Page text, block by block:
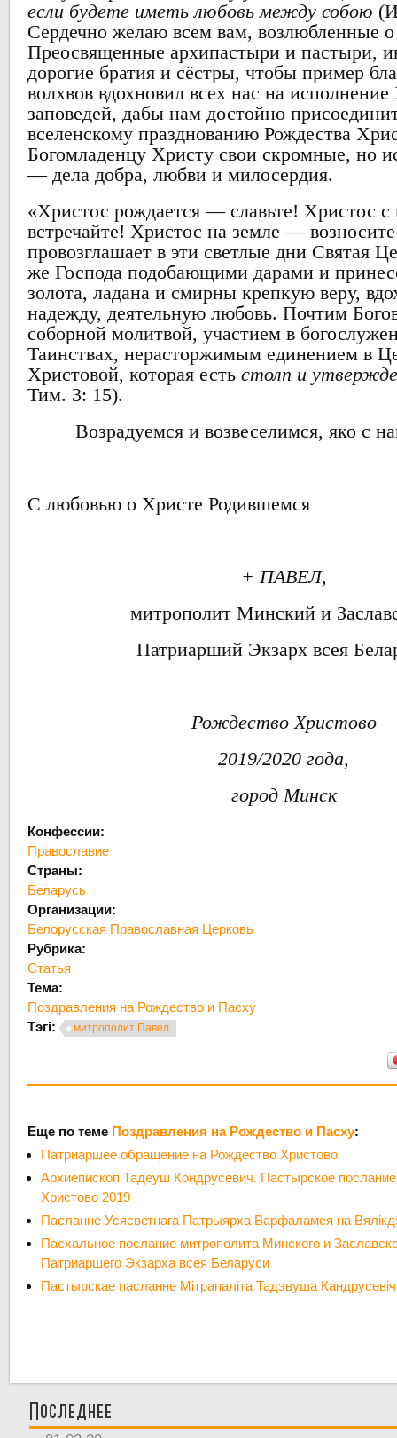
если будете иметь любовь между собою
Сердечно желаю всем вам, возлюбленные о
Преосвященные архипастыри и пастыри,
дорогие братия и сёстры, чтобы пример
волхвов вдохновил всех нас на
заповедей, дабы нам достойно
вселенскому празднованию Рождества
Богомладенцу Христу свои скромные, но
— дела добра, любви и милосердия.
«Христос рождается — славьте! Христос
встречайте! Христос на земле —
провозглашает в эти светлые дни Святая
же Господа подобающими дарами и
золота, ладана и смирны крепкую веру,
надежду, деятельную любовь. Почтим
соборной молитвой, участием в
Таинствах, нерасторжимым единением в
Христовой, которая естьстолп и
Тим. 3: 15).
Возрадуемся и возвеселимся, яко с
С любовью о Христе Родившемся
+ ПАВЕЛ,
митрополит Минский и
Патриарший Экзарх всея
Рождество Христово
2019/2020 года,
город Минск
Конфессии:
Православие
Страны:
Беларусь
Организации:
Белорусская Православная Церковь
Рубрика:
Статья
Тема:
Поздравления на Рождество и Пасху
Тэгі:
митрополит Павел
Еще по теме Поздравления на Рождество и Пасху:
Патриаршее обращение на Рождество Христово
Архиепископ Тадеуш Кондрусевич. Пастырское
Христово 2019
Пасланне Усясветнага Патрыярха Варфаламея на
Пасхальное послание митрополита Минского и
Патриаршего Экзарха всея Беларуси
Пастырскае пасланне Мітрапаліта Тадэвуша
Последнее